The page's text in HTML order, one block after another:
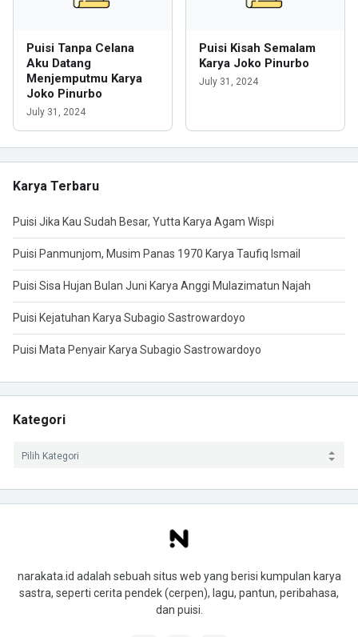
Puisi Tanpa Celana
Aku Datang
Menjemputmu Karya
Joko Pinurbo
July 31, 2024
Puisi Kisah Semalam
Karya Joko Pinurbo
July 31, 2024
Karya Terbaru
Puisi Jika Kau Sudah Besar, Yutta Karya Agam Wispi
Puisi Panmunjom, Musim Panas 1970 Karya Taufiq Ismail
Puisi Sisa Hujan Bulan Juni Karya Anggi Mulazimatun Najah
Puisi Kejatuhan Karya Subagio Sastrowardoyo
Puisi Mata Penyair Karya Subagio Sastrowardoyo
Kategori
narakata.id adalah sebuah situs web yang berisi kumpulan karya
sastra, seperti cerita pendek (cerpen), lagu, pantun, peribahasa,
dan puisi.